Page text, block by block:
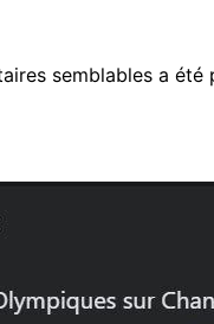
semblables a